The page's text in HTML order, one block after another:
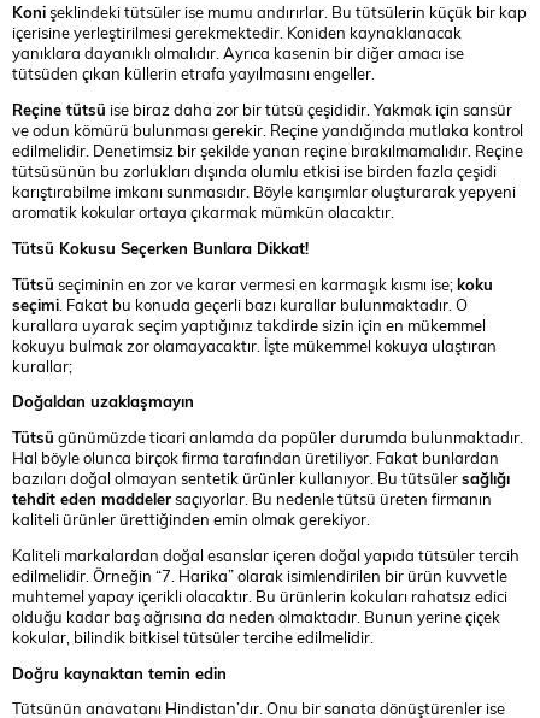
Konişeklindeki tütsüler ise mumu andırırlar. Bu tütsülerin küçük bir kap
içerisine yerleştirilmesi gerekmektedir. Koniden kaynaklanacak
yanıklara dayanıklı olmalıdır. Ayrıca kasenin bir diğer amacı ise
tütsüden çıkan küllerin etrafa yayılmasını engeller.
Reçine tütsü ise biraz daha zor bir tütsü çeşididir. Yakmak için sansür
ve odun kömürü bulunması gerekir. Reçine yandığında mutlaka kontrol
edilmelidir. Denetimsiz bir şekilde yanan reçine bırakılmamalıdır. Reçine
tütsüsünün bu zorlukları dışında olumlu etkisi ise birden fazla çeşidi
karıştırabilme imkanı sunmasıdır. Böyle karışımlar oluşturarak yepyeni
aromatik kokular ortaya çıkarmak mümkün olacaktır.
Tütsü Kokusu Seçerken Bunlara Dikkat!
Tütsü seçiminin en zor ve karar vermesi en karmaşık kısmı ise;koku
seçimi . Fakat bu konuda geçerli bazı kurallar bulunmaktadır. O
kurallara uyarak seçim yaptığınız takdirde sizin için en mükemmel
kokuyu bulmak zor olamayacaktır. İşte mükemmel kokuya ulaştıran
kurallar;
Doğaldan uzaklaşmayın
Tütsü günümüzde ticari anlamda da popüler durumda bulunmaktadır.
Hal böyle olunca birçok firma tarafından üretiliyor. Fakat bunlardan
bazıları doğal olmayan sentetik ürünler kullanıyor. Bu tütsülersağlığı
tehdit eden maddelersaçıyorlar. Bu nedenle tütsü üreten firmanın
kaliteli ürünler ürettiğinden emin olmak gerekiyor.
Kaliteli markalardan doğal esanslar içeren doğal yapıda tütsüler tercih
edilmelidir. Örneğin “7. Harika” olarak isimlendirilen bir ürün kuvvetle
muhtemel yapay içerikli olacaktır. Bu ürünlerin kokuları rahatsız edici
olduğu kadar baş ağrısına da neden olmaktadır. Bunun yerine çiçek
kokular, bilindik bitkisel tütsüler tercihe edilmelidir.
Doğru kaynaktan temin edin
Tütsünün anavatanı Hindistan’dır. Onu bir sanata dönüştürenler ise